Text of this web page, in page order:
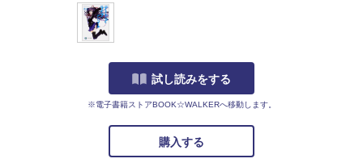
試し読みをする
※電子書籍ストアBOOK☆WALKERへ移動します。
購入する